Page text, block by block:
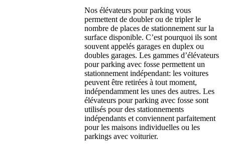
Nos élévateurs pour parking vous
permettent de doubler ou de tripler le
nombre de places de stationnement sur la
surface disponible. C’est pourquoi ils sont
souvent appelés garages en duplex ou
doubles garages. Les gammes d’élévateurs
pour parking avec fosse permettent un
stationnement indépendant: les voitures
peuvent être retirées à tout moment,
indépendamment les unes des autres. Les
élévateurs pour parking avec fosse sont
utilisés pour des stationnements
indépendants et conviennent parfaitement
pour les maisons individuelles ou les
parkings avec voiturier.